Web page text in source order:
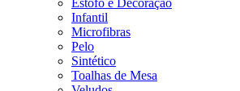
Infantil
Microfibras
Pelo
Sintético
Toalhas de Mesa